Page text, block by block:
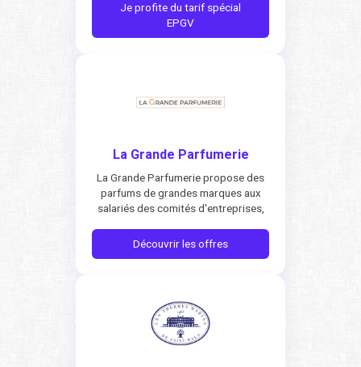
Je profite du tarif spécial
EPGV
La Grande Parfumerie
La Grande Parfumerie propose des
parfums de grandes marques aux
salariés des comités d'entreprises,
Découvrir les offres